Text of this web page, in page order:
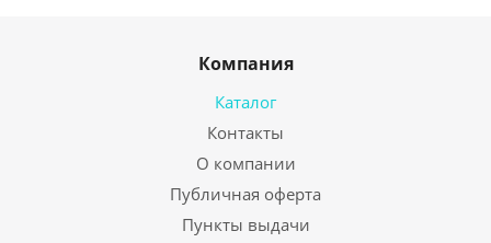
Компания
Каталог
Контакты
О компании
Публичная оферта
Пункты выдачи